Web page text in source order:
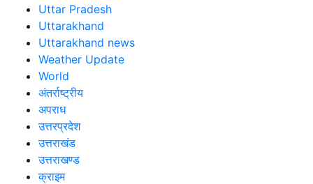
Uttar Pradesh
Uttarakhand
Uttarakhand news
Weather Update
World
अंतर्राष्ट्रीय
अपराध
उत्तरप्रदेश
उत्तराखंड
उत्तराखण्ड
क्राइम